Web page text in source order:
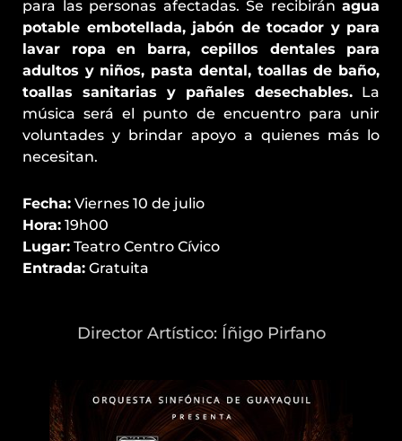
para las personas afectadas. Se recibirán agua
potable embotellada, jabón de tocador y para
lavar ropa en barra, cepillos dentales para
adultos y niños, pasta dental, toallas de baño,
toallas sanitarias y pañales desechables. La
música será el punto de encuentro para unir
voluntades y brindar apoyo a quienes más lo
necesitan.
Fecha: Viernes 10 de julio
Hora: 19h00
Lugar: Teatro Centro Cívico
Entrada: Gratuita
Director Artístico: Íñigo Pirfano